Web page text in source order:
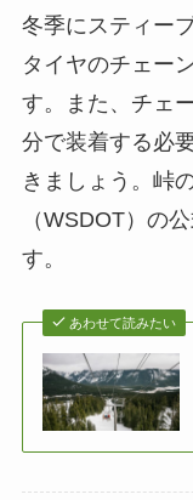
冬季にスティー
タイヤのチェー
す。また、チェ
分で装着する必
きましょう。峠
（WSDOT）の
す。
あわせて読みたい